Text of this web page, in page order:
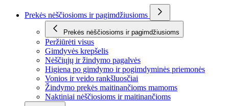
Prekės nėščiosioms ir pagimdžiusioms
Prekės nėščiosioms ir pagimdžiusioms
Peržiūrėti visus
Gimdyvės krepšelis
Nėščiųjų ir žindymo pagalvės
Higiena po gimdymo ir pogimdyminės priemonės
Vonios ir veido rankšluosčiai
Žindymo prekės maitinančioms mamoms
Naktiniai nėščiosioms ir maitinančioms